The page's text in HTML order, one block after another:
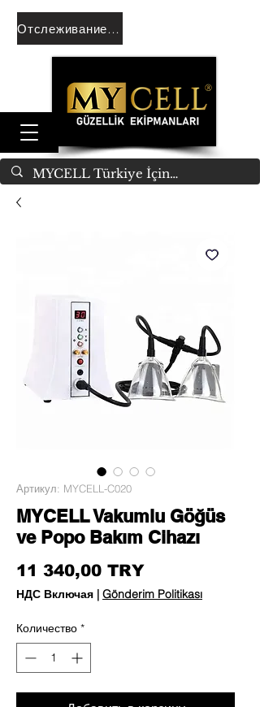
Отслеживание заказа
Артикул: MYCELL-C020
MYCELL Vakumlu Göğüs
ve Popo Bakım Cihazı
11 340,00 TRYЦена
НДС Включая | Gönderim Politikası
Количество *